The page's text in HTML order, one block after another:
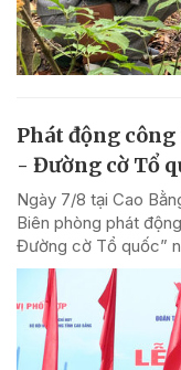
Phát động
- Đường cờ Tổ
Ngày 7/8 tại Cao
Biên phòng phát
Đường cờ Tổ quốc”